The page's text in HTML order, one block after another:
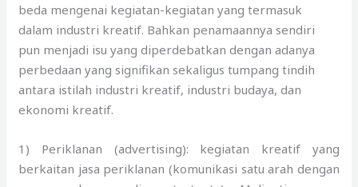
beda mengenai kegiatan-kegiatan yang termasuk
dalam industri kreatif. Bahkan penamaannya sendiri
pun menjadi isu yang diperdebatkan dengan adanya
perbedaan yang signifikan sekaligus tumpang tindih
antara istilah industri kreatif, industri budaya, dan
ekonomi kreatif.
1) Periklanan (advertising): kegiatan kreatif yang
berkaitan jasa periklanan (komunikasi satu arah dengan